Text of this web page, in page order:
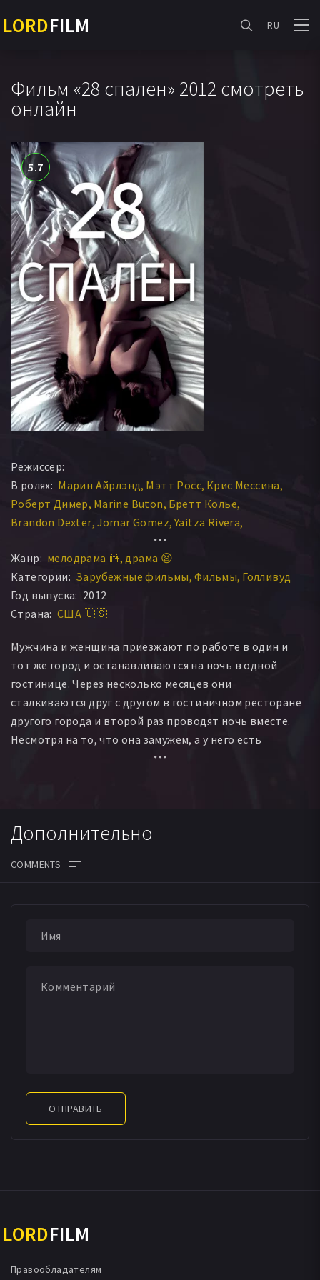
LORDFILM RU
Фильм «28 спален» 2012 смотреть
онлайн
5.7
Режиссер:
В ролях: Марин Айрлэнд Мэтт Росс Крис Мессина
Роберт Димер Marine Buton Бретт Колье
Brandon Dexter Jomar Gomez Yaitza Rivera
Matthew L. Oliva
Justin Stevenson
Жанр: мелодрама 👫 драма 😫
Категории: Зарубежные фильмы Фильмы Голливуд
Год выпуска: 2012
Страна: США 🇺🇸
Мужчина и женщина приезжают по работе в один и
тот же город и останавливаются на ночь в одной
гостинице. Через несколько месяцев они
сталкиваются друг с другом в гостиничном ресторане
другого города и второй раз проводят ночь вместе.
Несмотря на то, что она замужем, а у него есть
подруга, они решают продолжать встречаться. Так
Дополнительно
ОТПРАВИТЬ
LORDFILM
Правообладателям